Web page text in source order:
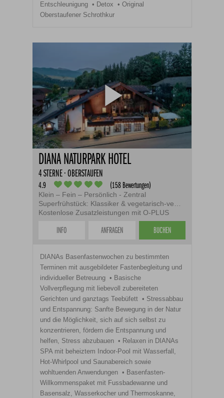
Entschleunigung Detox
Original
Oberstaufener Schrothkur
DIANA NATURPARK HOTEL
4 STERNE · OBERSTAUFEN
4.9 (158 Bewertungen)
Klein – Fein – Persönlich - Zentral
Superfrühstück: Klassiker & vegetarisch-vegan
Kostenlose Zusatzleistungen mit O-PLUS
INFO ANFRAGEN BUCHEN
DIANAs Basenfastenwochen zu bestimmten
Terminen mit ausgebildeter Fastenbegleitung und
individueller Betreuung
Basische
Vollverpflegung mit liebevoll zubereiteten
Gerichten und ganztags Teebüfett
Stressabbau
und Entspannung: Sanfte Bewegung in der Natur
und die Möglichkeit, sich auf sich selbst zu
konzentrieren, fördern die Entspannung und
helfen, Stress abzubauen
Relaxen in DIANAs
SPA mit beheiztem Indoor-Pool mit Wasserfall,
Hot-Whirlpool und Saunabereich sowie
wohltuenden Anwendungen
Basenfasten-
Willkommenspaket mit Fussbadewanne und
Basensalz, Wasserkocher und Thermoskanne,